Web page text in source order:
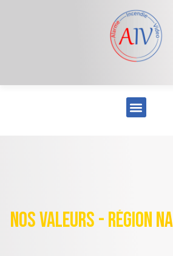
nos valeurs - région